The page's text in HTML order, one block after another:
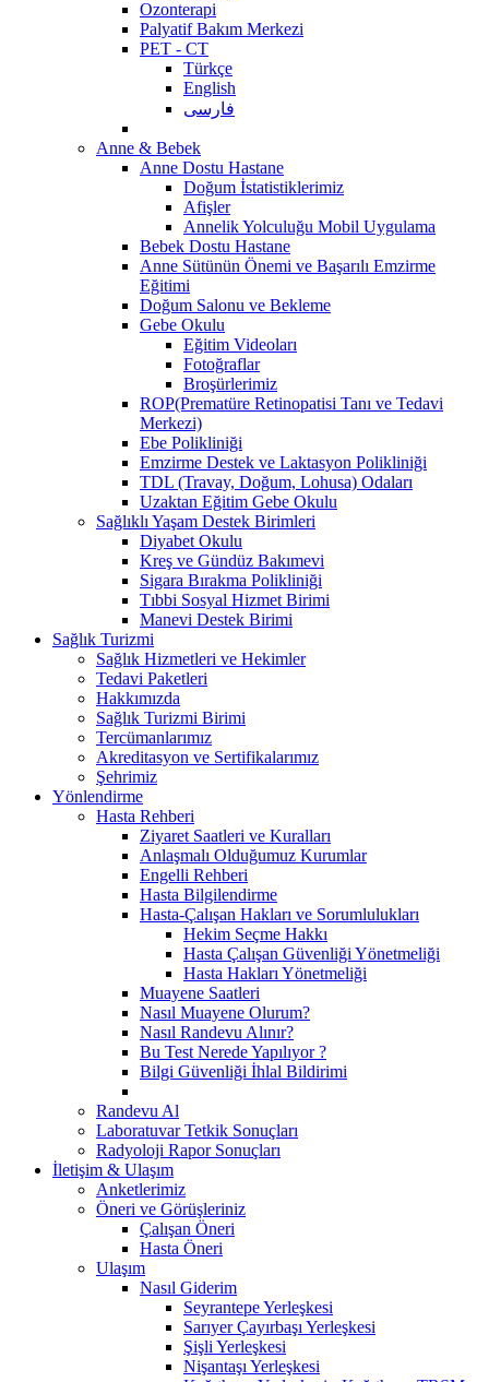
Ozonterapi
Palyatif Bakım Merkezi
PET - CT
Türkçe
English
فارسی
Anne & Bebek
Anne Dostu Hastane
Doğum İstatistiklerimiz
Afişler
Annelik Yolculuğu Mobil Uygulama
Bebek Dostu Hastane
Anne Sütünün Önemi ve Başarılı Emzirme
Eğitimi
Doğum Salonu ve Bekleme
Gebe Okulu
Eğitim Videoları
Fotoğraflar
Broşürlerimiz
ROP(Prematüre Retinopatisi Tanı ve Tedavi
Merkezi)
Ebe Polikliniği
Emzirme Destek ve Laktasyon Polikliniği
TDL (Travay, Doğum, Lohusa) Odaları
Uzaktan Eğitim Gebe Okulu
Sağlıklı Yaşam Destek Birimleri
Diyabet Okulu
Kreş ve Gündüz Bakımevi
Sigara Bırakma Polikliniği
Tıbbi Sosyal Hizmet Birimi
Manevi Destek Birimi
Sağlık Turizmi
Sağlık Hizmetleri ve Hekimler
Tedavi Paketleri
Hakkımızda
Sağlık Turizmi Birimi
Tercümanlarımız
Akreditasyon ve Sertifikalarımız
Şehrimiz
Yönlendirme
Hasta Rehberi
Ziyaret Saatleri ve Kuralları
Anlaşmalı Olduğumuz Kurumlar
Engelli Rehberi
Hasta Bilgilendirme
Hasta-Çalışan Hakları ve Sorumlulukları
Hekim Seçme Hakkı
Hasta Çalışan Güvenliği Yönetmeliği
Hasta Hakları Yönetmeliği
Muayene Saatleri
Nasıl Muayene Olurum?
Nasıl Randevu Alınır?
Bu Test Nerede Yapılıyor ?
Bilgi Güvenliği İhlal Bildirimi
Randevu Al
Laboratuvar Tetkik Sonuçları
Radyoloji Rapor Sonuçları
İletişim & Ulaşım
Anketlerimiz
Öneri ve Görüşleriniz
Çalışan Öneri
Hasta Öneri
Ulaşım
Nasıl Giderim
Seyrantepe Yerleşkesi
Sarıyer Çayırbaşı Yerleşkesi
Şişli Yerleşkesi
Nişantaşı Yerleşkesi